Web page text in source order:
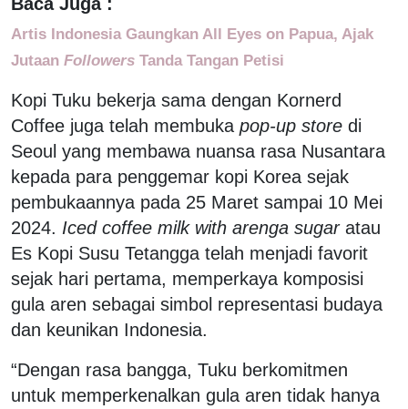
Artis Indonesia Gaungkan All Eyes on Papua, Ajak
Jutaan Followers Tanda Tangan Petisi
Kopi Tuku bekerja sama dengan Kornerd
Coffee juga telah membuka pop-up store di
Seoul yang membawa nuansa rasa Nusantara
kepada para penggemar kopi Korea sejak
pembukaannya pada 25 Maret sampai 10 Mei
2024. Iced coffee milk with arenga sugaratau
Es Kopi Susu Tetangga telah menjadi favorit
sejak hari pertama, memperkaya komposisi
gula aren sebagai simbol representasi budaya
dan keunikan Indonesia.
“Dengan rasa bangga, Tuku berkomitmen
untuk memperkenalkan gula aren tidak hanya